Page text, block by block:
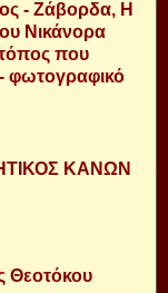
- Ζάβορδα, Η
Νικάνορα
που
φωτογραφικό
ΚΑΝΩΝ
Θεοτόκου